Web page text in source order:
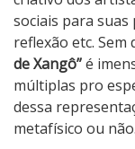
sociais para suas
reflexão etc. Sem
de Xangô”é
múltiplas pro
dessa
metafísico ou não.